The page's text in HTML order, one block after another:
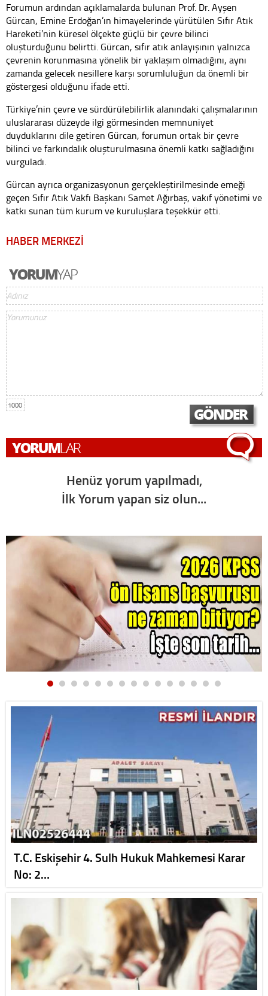
Forumun ardından açıklamalarda bulunan Prof. Dr. Ayşen
Gürcan, Emine Erdoğan’ın himayelerinde yürütülen Sıfır Atık
Hareketi’nin küresel ölçekte güçlü bir çevre bilinci
oluşturduğunu belirtti. Gürcan, sıfır atık anlayışının yalnızca
çevrenin korunmasına yönelik bir yaklaşım olmadığını, aynı
zamanda gelecek nesillere karşı sorumluluğun da önemli bir
göstergesi olduğunu ifade etti.
Türkiye’nin çevre ve sürdürülebilirlik alanındaki çalışmalarının
uluslararası düzeyde ilgi görmesinden memnuniyet
duyduklarını dile getiren Gürcan, forumun ortak bir çevre
bilinci ve farkındalık oluşturulmasına önemli katkı sağladığını
vurguladı.
Gürcan ayrıca organizasyonun gerçekleştirilmesinde emeği
geçen Sıfır Atık Vakfı Başkanı Samet Ağırbaş, vakıf yönetimi ve
katkı sunan tüm kurum ve kuruluşlara teşekkür etti.
HABER MERKEZİ
1000
Henüz yorum yapılmadı,
İlk Yorum yapan siz olun...
T.C. Eskişehir 4. Sulh Hukuk Mahkemesi Karar
No: 2…